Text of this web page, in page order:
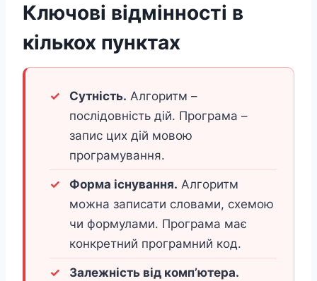
Ключові відмінності в
кількох пунктах
Сутність. Алгоритм –
послідовність дій. Програма –
запис цих дій мовою
програмування.
Форма існування. Алгоритм
можна записати словами, схемою
чи формулами. Програма має
конкретний програмний код.
Залежність від комп’ютера.